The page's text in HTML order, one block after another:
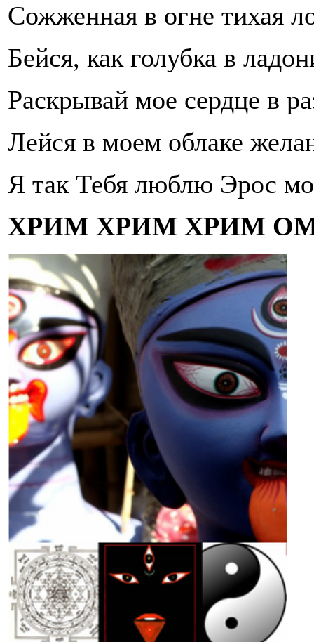
Сожженная в огне тихая
Бейся, как голубка в
Раскрывай мое сердце в
Лейся в моем облаке
Я так Тебя люблю Эрос
ХРИМ ХРИМ ХРИМ